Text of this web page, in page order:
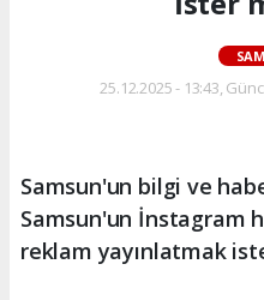
25.12.2025 - 13:43,
Samsun'un bilgi ve
Samsun'un İnstagram
reklam yayınlatmak